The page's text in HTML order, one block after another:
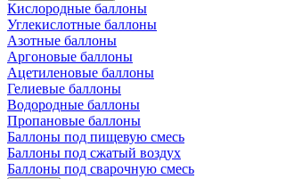
Кислородные баллоны
Углекислотные баллоны
Азотные баллоны
Аргоновые баллоны
Ацетиленовые баллоны
Гелиевые баллоны
Водородные баллоны
Пропановые баллоны
Баллоны под пищевую смесь
Баллоны под сжатый воздух
Баллоны под сварочную смесь